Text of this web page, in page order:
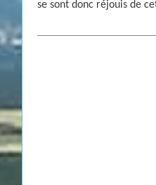
se sont donc réjouis de